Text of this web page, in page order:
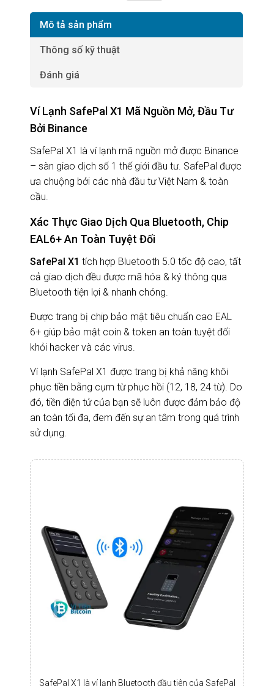
trên toàn quốc - Nội thành TPHCM giao nhanh
trong 2 giờ.
Bộ sản phẩm:
Hỗ trợcài đặt tận tình miễn phí.
0902774914để được giải đáp.
Mô tả sản phẩm
Thông số kỹ thuật
Đánh giá
Ví Lạnh SafePal X1 Mã Nguồn Mở, Đầu Tư
Bởi Binance
SafePal X1 là ví lạnh mã nguồn mở được Binance
– sàn giao dịch số 1 thế giới đầu tư. SafePal được
ưa chuộng bởi các nhà đầu tư Việt Nam & toàn
cầu.
Xác Thực Giao Dịch Qua Bluetooth, Chip
EAL6+ An Toàn Tuyệt Đối
SafePal X1 tích hợp Bluetooth 5.0 tốc độ cao, tất
cả giao dịch đều được mã hóa & ký thông qua
Bluetooth tiện lợi & nhanh chóng.
Được trang bị chip bảo mật tiêu chuẩn cao EAL
6+ giúp bảo mật coin & token an toàn tuyệt đối
khỏi hacker và các virus.
Ví lạnh SafePal X1 được trang bị khả năng khôi
phục tiền bằng cụm từ phục hồi (12, 18, 24 từ). Do
đó, tiền điện tử của bạn sẽ luôn được đảm bảo độ
an toàn tối đa, đem đến sự an tâm trong quá trình
sử dụng.
SafePal X1 là ví lạnh Bluetooth đầu tiên của SafePal